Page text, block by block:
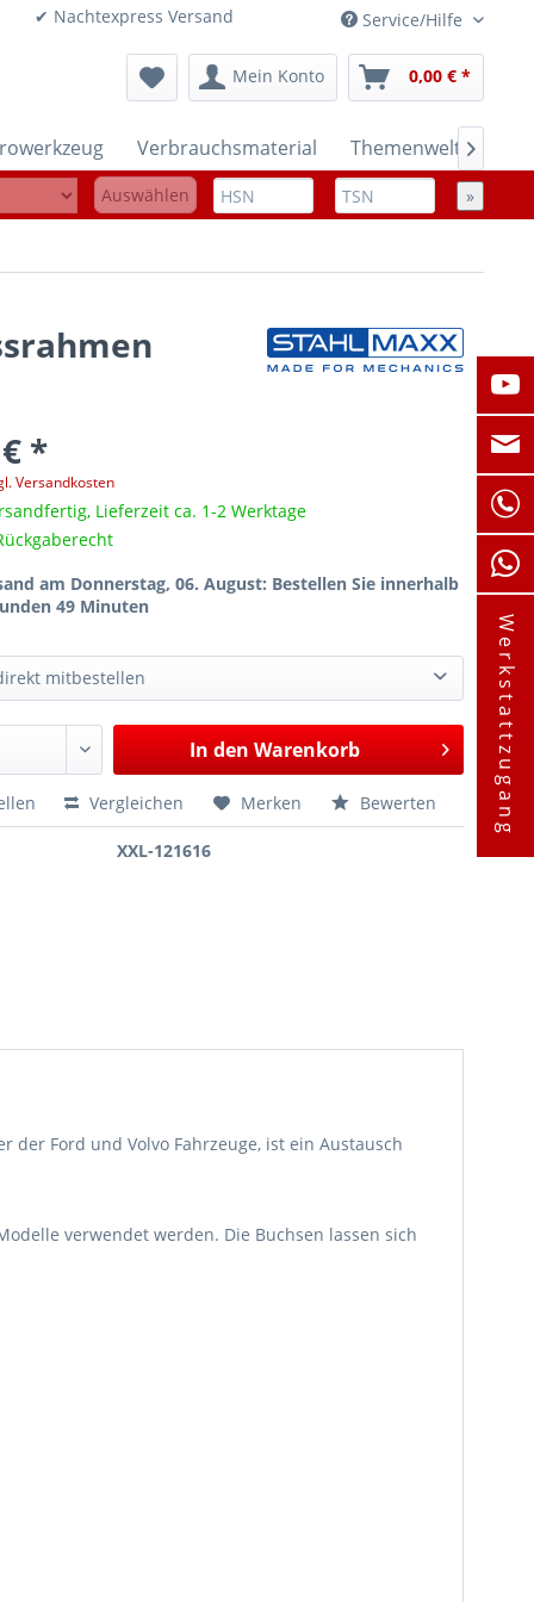
✔ Nachtexpress Versand Service/Hilfe
Mein Konto 0,00 € *
Verbrauchsmaterial Themenwelten

Auswählen »
*
Versandkosten
Lieferzeit ca. 1-2 Werktage
am Donnerstag, 06. August: Bestellen Sie innerhalb
49 Minuten
mitbestellen
Druckstück-Satz zur De-/Montage von Längslenker, für Ford / Volvo
107,65 €*
Universal-Pressrahmen zum Wechseln von Silentlagern, Traggelenken, Buchsen etc
178,85 €*
242,95 €*
In den Warenkorb
Vergleichen Merken Bewerten
XXL-121616
Ford und Volvo Fahrzeuge, ist ein Austausch
verwendet werden. Die Buchsen lassen sich
Werkstattzugang